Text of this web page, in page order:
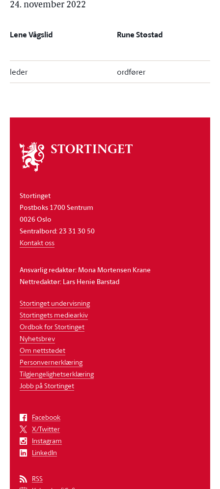
24. november 2022
Lene Vågslid Rune Støstad
leder ordfører
Om
stortinget
Stortinget
Postboks 1700 Sentrum
0026 Oslo
Sentralbord: 23 31 30 50
Kontakt oss
Ansvarlig redaktør: Mona Mortensen Krane
Nettredaktør: Lars Henie Barstad
Stortinget undervisning
Stortingets mediearkiv
Ordbok for Stortinget
Nyhetsbrev
Om nettstedet
Personvernerklæring
Tilgjengelighetserklæring
Jobb på Stortinget
Facebook
X/Twitter
Instagram
LinkedIn
RSS